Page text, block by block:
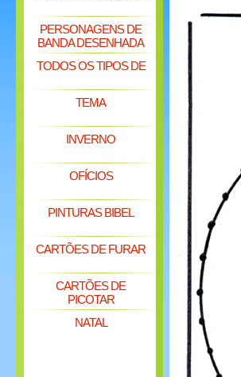
PERSONAGENS DE
BANDA DESENHADA
TODOS OS TIPOS DE
TEMA
INVERNO
OFÍCIOS
PINTURAS BIBEL
CARTÕES DE FURAR
CARTÕES DE
PICOTAR
NATAL